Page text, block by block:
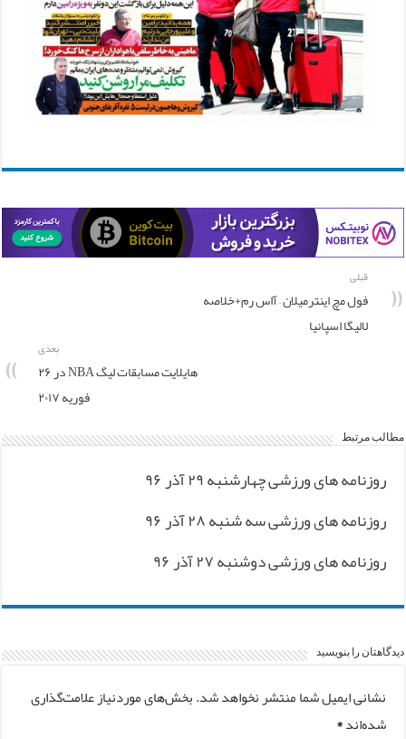
قبلی
فول مچ اینترمیلان – آاس رم+خلاصه
لالیگا اسپانیا
بعدی
هایلایت مسابقات لیگ NBA در ۲۶
فوریه ۲۰۱۷
مطالب مرتبط
روزنامه های ورزشی چهارشنبه ۲۹ آذر ۹۶
روزنامه های ورزشی سه شنبه ۲۸ آذر ۹۶
روزنامه های ورزشی دوشنبه ۲۷ آذر ۹۶
دیدگاهتان را بنویسید
نشانی ایمیل شما منتشر نخواهد شد.بخش‌های موردنیاز علامت‌گذاری
شده‌اند*